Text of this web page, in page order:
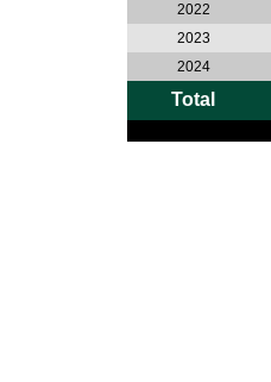
2022
2023
2024
Total